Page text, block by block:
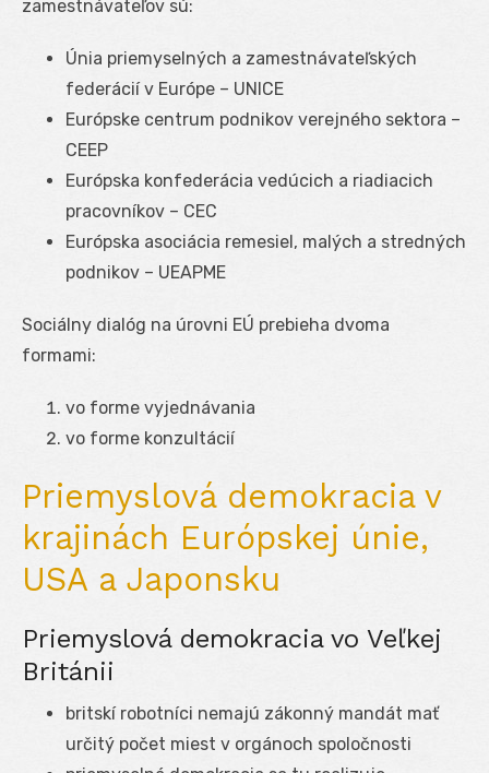
zamestnávateľov sú:
Únia priemyselných a zamestnávateľských
federácií v Európe – UNICE
Európske centrum podnikov verejného sektora –
CEEP
Európska konfederácia vedúcich a riadiacich
pracovníkov – CEC
Európska asociácia remesiel, malých a stredných
podnikov – UEAPME
Sociálny dialóg na úrovni EÚ prebieha dvoma
formami:
vo forme vyjednávania
vo forme konzultácií
Priemyslová demokracia v
krajinách Európskej únie,
USA a Japonsku
Priemyslová demokracia vo Veľkej
Británii
britskí robotníci nemajú zákonný mandát mať
určitý počet miest v orgánoch spoločnosti